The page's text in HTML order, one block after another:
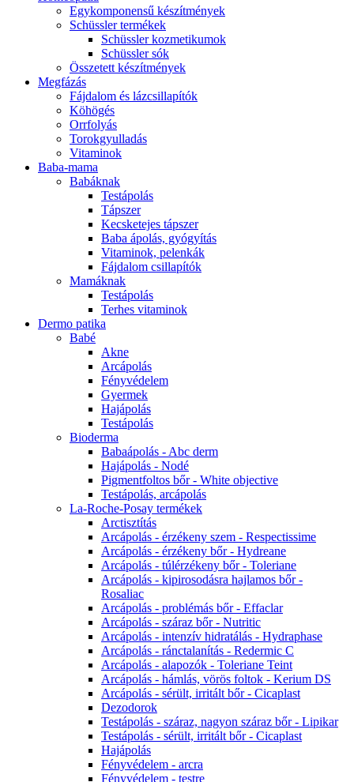
Egykomponensű készítmények
Schüssler termékek
Schüssler kozmetikumok
Schüssler sók
Összetett készítmények
Megfázás
Fájdalom és lázcsillapítók
Köhögés
Orrfolyás
Torokgyulladás
Vitaminok
Baba-mama
Babáknak
Testápolás
Tápszer
Kecsketejes tápszer
Baba ápolás, gyógyítás
Vitaminok, pelenkák
Fájdalom csillapítók
Mamáknak
Testápolás
Terhes vitaminok
Dermo patika
Babé
Akne
Arcápolás
Fényvédelem
Gyermek
Hajápolás
Testápolás
Bioderma
Babaápolás - Abc derm
Hajápolás - Nodé
Pigmentfoltos bőr - White objective
Testápolás, arcápolás
La-Roche-Posay termékek
Arctisztítás
Arcápolás - érzékeny szem - Respectissime
Arcápolás - érzékeny bőr - Hydreane
Arcápolás - túlérzékeny bőr - Toleriane
Arcápolás - kipirosodásra hajlamos bőr -
Rosaliac
Arcápolás - problémás bőr - Effaclar
Arcápolás - száraz bőr - Nutritic
Arcápolás - intenzív hidratálás - Hydraphase
Arcápolás - ránctalanítás - Redermic C
Arcápolás - alapozók - Toleriane Teint
Arcápolás - hámlás, vörös foltok - Kerium DS
Arcápolás - sérült, irritált bőr - Cicaplast
Dezodorok
Testápolás - száraz, nagyon száraz bőr - Lipikar
Testápolás - sérült, irritált bőr - Cicaplast
Hajápolás
Fényvédelem - arcra
Fényvédelem - testre